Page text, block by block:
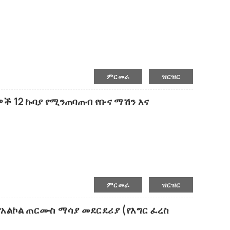
ምርመራ ዝርዝር
12 ኩባያ የሚንጠባጠብ የቡና ማሽን እና
ምርመራ ዝርዝር
ጠርሙስ ማሳያ መደርደሪያ (የእግር ፈረስ